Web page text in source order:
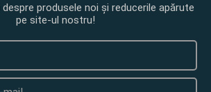
produsele noi și reducerile apărute
pe site-ul nostru!